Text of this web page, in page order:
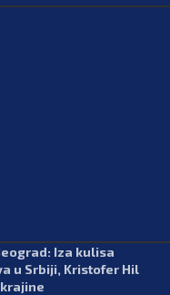
Iza kulisa
u Srbiji, Kristofer Hil